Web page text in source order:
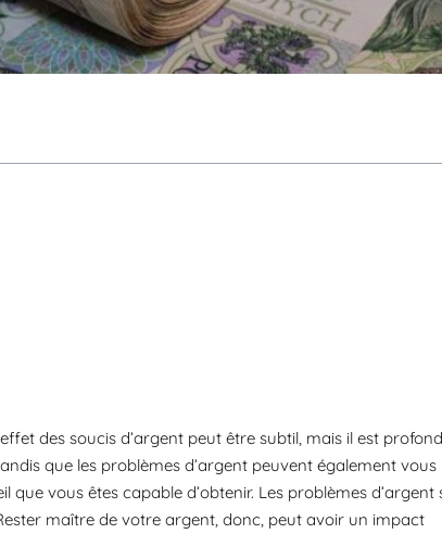
des soucis d’argent peut être subtil, mais il est
que les problèmes d’argent peuvent également vous
vous êtes capable d’obtenir. Les problèmes d’argent
maître de votre argent, donc, peut avoir un impact